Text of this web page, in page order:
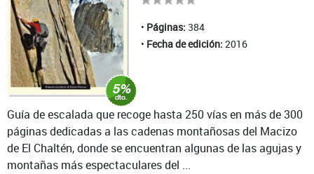
Páginas: 384
Fecha de edición: 2016
Guía de escalada que recoge hasta 250 vías en más de 300
páginas dedicadas a las cadenas montañosas del Macizo
de El Chaltén, donde se encuentran algunas de las agujas y
montañas más espectaculares del ...